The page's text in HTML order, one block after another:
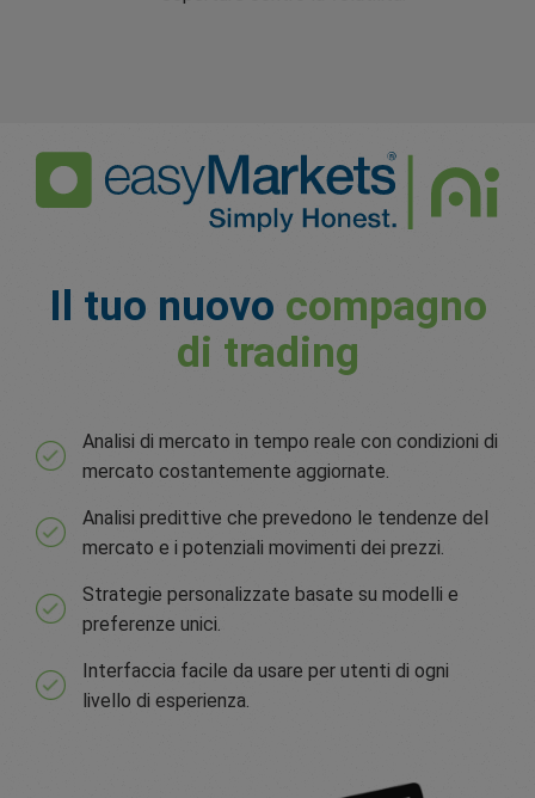
Il tuo nuovo compagno
di trading
Analisi di mercato in tempo reale con condizioni di
mercato costantemente aggiornate.
Analisi predittive che prevedono le tendenze del
mercato e i potenziali movimenti dei prezzi.
Strategie personalizzate basate su modelli e
preferenze unici.
Interfaccia facile da usare per utenti di ogni
livello di esperienza.